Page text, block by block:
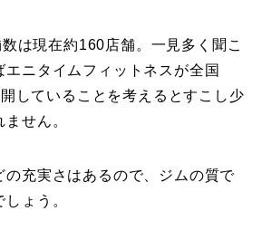
は現在約160店舗。一見多く聞こ
エニタイムフィットネスが全国
していることを考えるとすこし少
せん。
の充実さはあるので、ジムの質で
ょう。